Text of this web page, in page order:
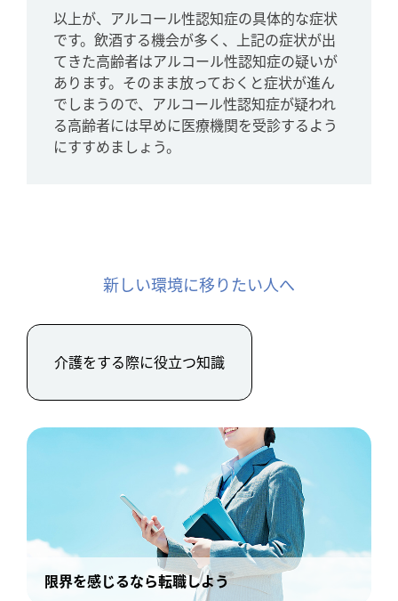
以上が、アルコール性認知症の具体的な症状
です。飲酒する機会が多く、上記の症状が出
てきた高齢者はアルコール性認知症の疑いが
あります。そのまま放っておくと症状が進ん
でしまうので、アルコール性認知症が疑われ
る高齢者には早めに医療機関を受診するよう
にすすめましょう。
新しい環境に移りたい人へ
介護をする際に役立つ知識
限界を感じるなら転職しよう